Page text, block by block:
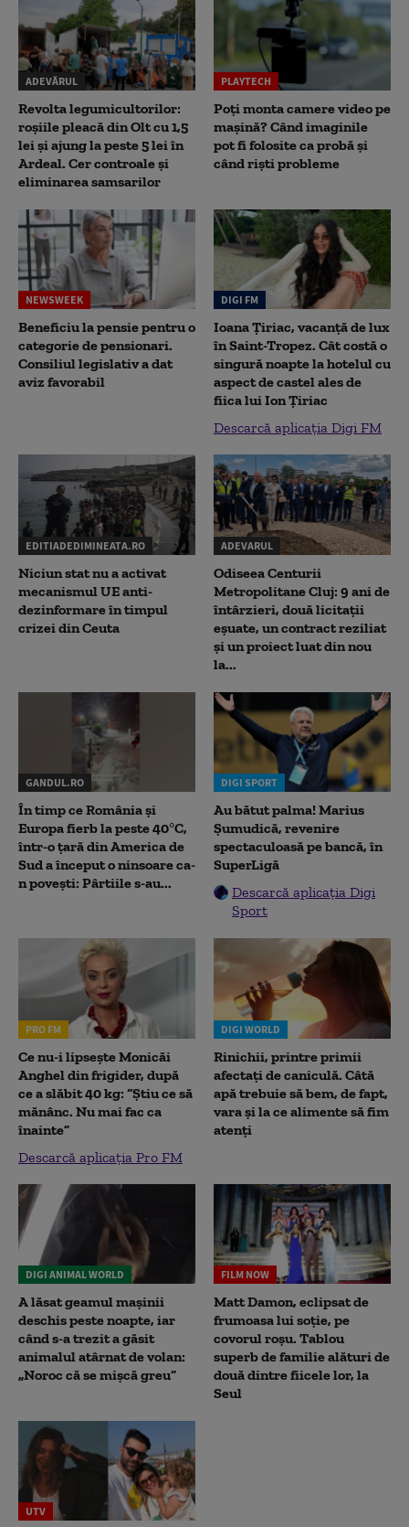
ADEVĂRUL
Revolta legumicultorilor:
roșiile pleacă din Olt cu 1,5
lei și ajung la peste 5 lei în
Ardeal. Cer controale și
eliminarea samsarilor
PLAYTECH
Poți monta camere video pe
mașină? Când imaginile
pot fi folosite ca probă și
când riști probleme
NEWSWEEK
Beneficiu la pensie pentru o
categorie de pensionari.
Consiliul legislativ a dat
aviz favorabil
DIGI FM
Ioana Țiriac, vacanță de lux
în Saint-Tropez. Cât costă o
singură noapte la hotelul cu
aspect de castel ales de
fiica lui Ion Țiriac
Descarcă aplicația Digi FM
EDITIADEDIMINEATA.RO
Niciun stat nu a activat
mecanismul UE anti-
dezinformare în timpul
crizei din Ceuta
ADEVARUL
Odiseea Centurii
Metropolitane Cluj: 9 ani de
întârzieri, două licitații
eșuate, un contract reziliat
și un proiect luat din nou
la...
GANDUL.RO
În timp ce România și
Europa fierb la peste 40°C,
într-o țară din America de
Sud a început o ninsoare ca-
n povești: Pârtiile s-au...
DIGI SPORT
Au bătut palma! Marius
Șumudică, revenire
spectaculoasă pe bancă, în
SuperLigă
Descarcă aplicația Digi
Sport
PRO FM
Ce nu-i lipsește Monicăi
Anghel din frigider, după
ce a slăbit 40 kg: “Știu ce să
mănânc. Nu mai fac ca
înainte”
Descarcă aplicația Pro FM
DIGI WORLD
Rinichii, printre primii
afectați de caniculă. Câtă
apă trebuie să bem, de fapt,
vara și la ce alimente să fim
atenți
DIGI ANIMAL WORLD
A lăsat geamul mașinii
deschis peste noapte, iar
când s-a trezit a găsit
animalul atârnat de volan:
„Noroc că se mișcă greu”
FILM NOW
Matt Damon, eclipsat de
frumoasa lui soție, pe
covorul roșu. Tablou
superb de familie alături de
două dintre fiicele lor, la
Seul
UTV